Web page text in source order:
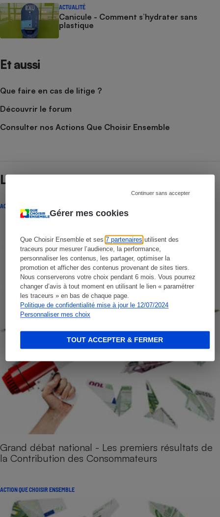
Gérer mes cookies
Que Choisir Ensemble et ses7 partenaires utilisent des
traceurs pour mesurer l’audience, la performance,
personnaliser les contenus, les partager, optimiser la
promotion et afficher des contenus provenant de sites tiers.
Nous conserverons votre choix pendant 6 mois. Vous pourrez
changer d’avis à tout moment en utilisant le lien « paramétrer
les traceurs » en bas de chaque page.
Politique de confidentialité mise à jour le 12/07/2024
Personnaliser mes choix
Continuer sans accepter
TOUT ACCEPTER & FERMER
ACTUALITÉ
Canicule - Comment s’hydrater sans
plastique
Et aussi
Que faire en cas de litige ?
Découvrir le forum
Consulter nos Actions Que Choisir Ensemble
Lire aussi
ACTION QUE CHOISIR ENSEMBLE
Grand débat national - Les premiers résultats de
la Contribution des Consommateurs
ACTION QUE CHOISIR ENSEMBLE